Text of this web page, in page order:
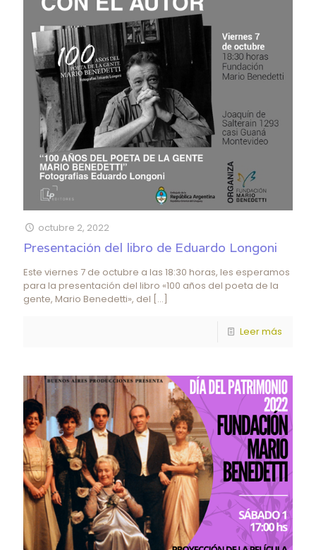
octubre 2, 2022
Presentación del libro de Eduardo Longoni
Este viernes 7 de octubre a las 18:30 horas, les esperamos
para la presentación del libro «100 años del poeta de la
gente, Mario Benedetti», del […]
Leer más